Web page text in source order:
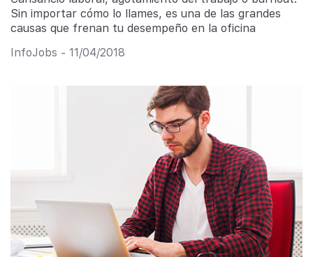
Sin importar cómo lo llames, es una de las grandes
causas que frenan tu desempeño en la oficina
InfoJobs - 11/04/2018